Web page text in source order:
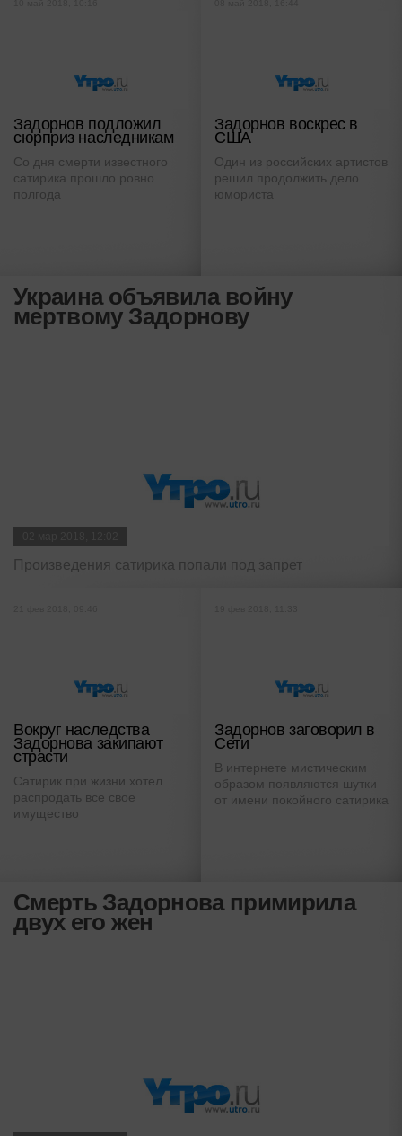
Задорнов подложил
сюрприз наследникам
Со дня смерти известного
сатирика прошло ровно
полгода
Задорнов воскрес в
США
Один из российских артистов
решил продолжить дело
юмориста
Украина объявила войну
мертвому Задорнову
Произведения сатирика попали под запрет
Вокруг наследства
Задорнова закипают
страсти
Сатирик при жизни хотел
распродать все свое
имущество
Задорнов заговорил в
Сети
В интернете мистическим
образом появляются шутки
от имени покойного сатирика
Смерть Задорнова примирила
двух его жен